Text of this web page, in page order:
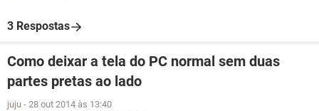
3 Respostas
Como deixar a tela do PC normal sem duas
partes pretas ao lado
juju - 28 out 2014 às 13:40